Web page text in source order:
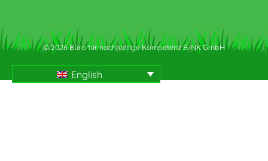
© 2026 Büro für nachhaltige Kompetenz B-NK GmbH
English